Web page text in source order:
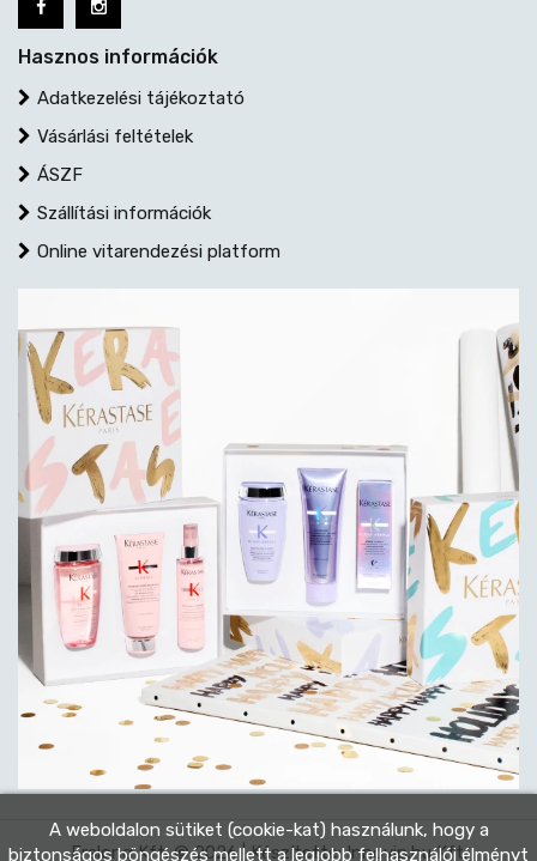
Hasznos információk
Adatkezelési tájékoztató
Vásárlási feltételek
ÁSZF
Szállítási információk
Online vitarendezési platform
Eralong Kft. © 2026 | Készítette:Innovip.hu Kft.
A weboldalon sütiket (cookie-kat) használunk, hogy a
biztonságos böngészés mellett a legjobb felhasználói élményt